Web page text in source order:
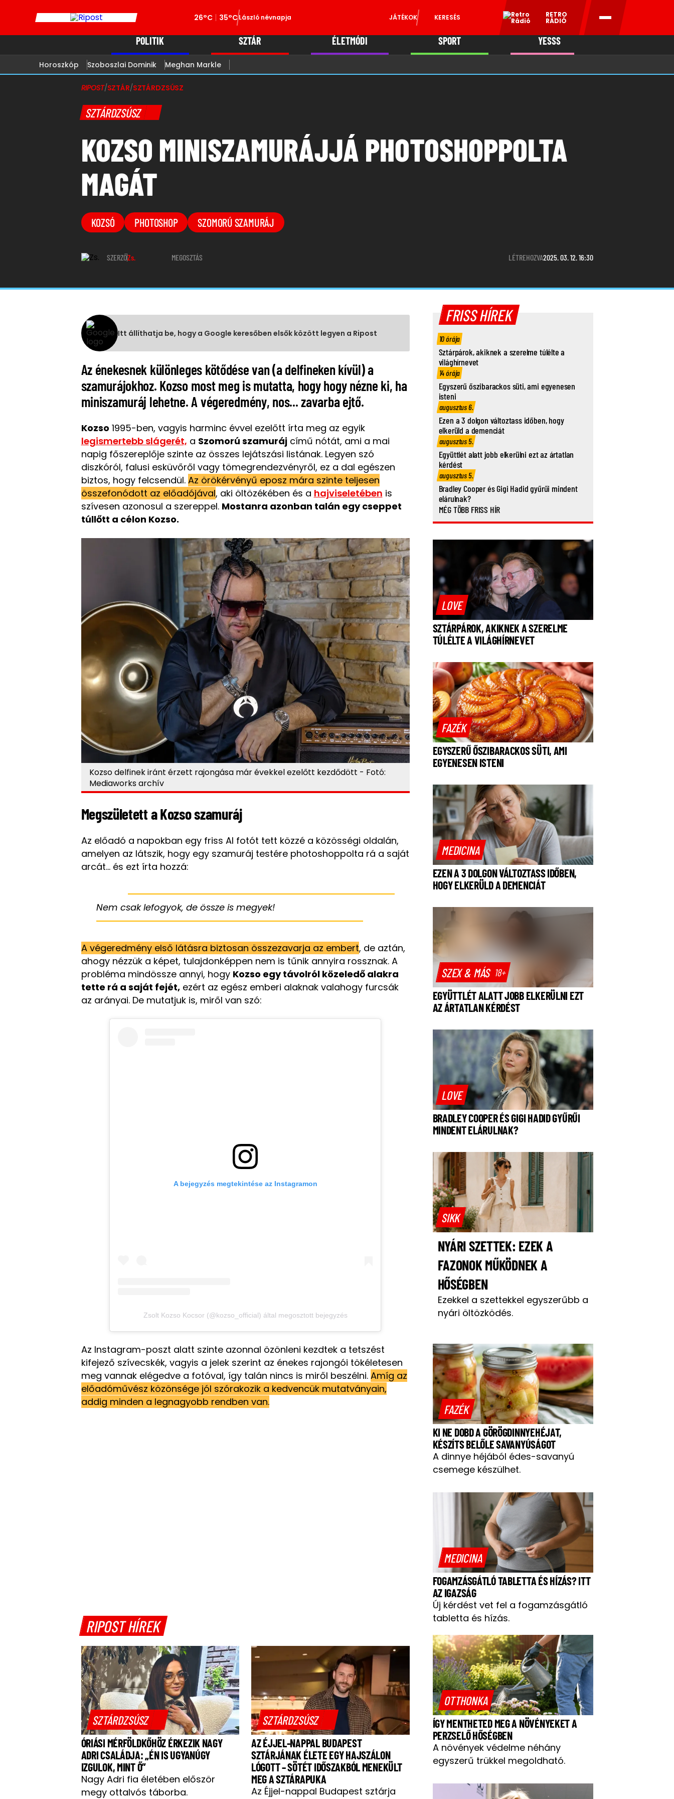
26°C 35°CLászló névnapja JÁTÉKOK KERESÉS RETRO
RÁDIÓ
POLITIK SZTÁR ÉLETMÓDI SPORT YESSS
Horoszkóp Szoboszlai Dominik Meghan Markle
RIPOST/SZTÁR/SZTÁRDZSÚSZ
SZTÁRDZSÚSZ
KOZSO MINISZAMURÁJJÁ PHOTOSHOPPOLTA
MAGÁT
KOZSÓ PHOTOSHOP SZOMORÚ SZAMURÁJ
SZERZŐZs. MEGOSZTÁS LÉTREHOZVA2025. 03. 12. 16:30
Itt állíthatja be, hogy a Google keresőben elsők között legyen a Ripost
Az énekesnek különleges kötődése van (a delfineken kívül) a
szamurájokhoz. Kozso most meg is mutatta, hogy hogy nézne ki, ha
miniszamuráj lehetne. A végeredmény, nos... zavarba ejtő.
Kozso 1995-ben, vagyis harminc évvel ezelőtt írta meg az egyik
legismertebb slágerét, a Szomorú szamurájcímű nótát, ami a mai
napig főszereplője szinte az összes lejátszási listának. Legyen szó
diszkóról, falusi esküvőről vagy tömegrendezvényről, ez a dal egészen
biztos, hogy felcsendül. Az örökérvényű eposz mára szinte teljesen
összefonódott az előadójával, aki öltözékében és a hajviseletében is
szívesen azonosul a szereppel. Mostanra azonban talán egy cseppet
túllőtt a célon Kozso.
Kozso delfinek iránt érzett rajongása már évekkel ezelőtt kezdődött - Fotó:
Mediaworks archív
Megszületett a Kozso szamuráj
Az előadó a napokban egy friss AI fotót tett közzé a közösségi oldalán,
amelyen az látszik, hogy egy szamuráj testére photoshoppolta rá a saját
arcát... és ezt írta hozzá:
Nem csak lefogyok, de össze is megyek!
A végeredmény első látásra biztosan összezavarja az embert, de aztán,
ahogy nézzük a képet, tulajdonképpen nem is tűnik annyira rossznak. A
probléma mindössze annyi, hogy Kozso egy távolról közeledő alakra
tette rá a saját fejét,ezért az egész emberi alaknak valahogy furcsák
az arányai. De mutatjuk is, miről van szó:
A bejegyzés megtekintése az Instagramon
Zsolt Kozso Kocsor (@kozso_official) által megosztott bejegyzés
Az Instagram-poszt alatt szinte azonnal özönleni kezdtek a tetszést
kifejező szívecskék, vagyis a jelek szerint az énekes rajongói tökéletesen
meg vannak elégedve a fotóval, így talán nincs is miről beszélni. Amíg az
előadóművész közönsége jól szórakozik a kedvencük mutatványain,
addig minden a legnagyobb rendben van.
RIPOST HÍREK
SZTÁRDZSÚSZ
ÓRIÁSI MÉRFÖLDKŐHÖZ ÉRKEZIK NAGY
ADRI CSALÁDJA: „ÉN IS UGYANÚGY
IZGULOK, MINT Ő”
Nagy Adri fia életében először
megy ottalvós táborba.
SZTÁRDZSÚSZ
AZ ÉJJEL-NAPPAL BUDAPEST
SZTÁRJÁNAK ÉLETE EGY HAJSZÁLON
LÓGOTT – SÖTÉT IDŐSZAKBÓL MENEKÜLT
MEG A SZTÁRAPUKA
Az Éjjel-nappal Budapest sztárja
FRISS HÍREK
10 órája
Sztárpárok, akiknek a szerelme túlélte a
világhírnevet
14 órája
Egyszerű őszibarackos süti, ami egyenesen
isteni
augusztus 6.
Ezen a 3 dolgon változtass időben, hogy
elkerüld a demenciát
augusztus 5.
Együttlét alatt jobb elkerülni ezt az ártatlan
kérdést
augusztus 5.
Bradley Cooper és Gigi Hadid gyűrűi mindent
elárulnak?
MÉG TÖBB FRISS HÍR
LOVE
SZTÁRPÁROK, AKIKNEK A SZERELME
TÚLÉLTE A VILÁGHÍRNEVET
FAZÉK
EGYSZERŰ ŐSZIBARACKOS SÜTI, AMI
EGYENESEN ISTENI
MEDICINA
EZEN A 3 DOLGON VÁLTOZTASS IDŐBEN,
HOGY ELKERÜLD A DEMENCIÁT
SZEX & MÁS 18+
EGYÜTTLÉT ALATT JOBB ELKERÜLNI EZT
AZ ÁRTATLAN KÉRDÉST
LOVE
BRADLEY COOPER ÉS GIGI HADID GYŰRŰI
MINDENT ELÁRULNAK?
SIKK
NYÁRI SZETTEK: EZEK A
FAZONOK MŰKÖDNEK A
HŐSÉGBEN
Ezekkel a szettekkel egyszerűbb a
nyári öltözködés.
FAZÉK
KI NE DOBD A GÖRÖGDINNYEHÉJAT,
KÉSZÍTS BELŐLE SAVANYÚSÁGOT
A dinnye héjából édes-savanyú
csemege készülhet.
MEDICINA
FOGAMZÁSGÁTLÓ TABLETTA ÉS HÍZÁS? ITT
AZ IGAZSÁG
Új kérdést vet fel a fogamzásgátló
tabletta és hízás.
OTTHONKA
ÍGY MENTHETED MEG A NÖVÉNYEKET A
PERZSELŐ HŐSÉGBEN
A növények védelme néhány
egyszerű trükkel megoldható.